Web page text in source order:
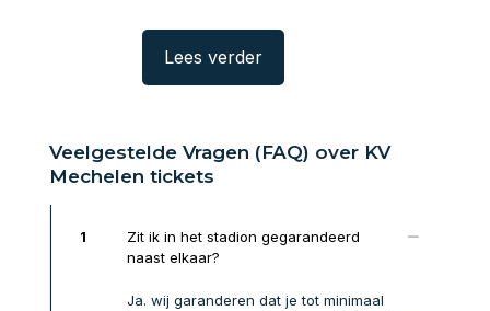
Lees verder
Veelgestelde Vragen (FAQ) over KV
Mechelen tickets
1
Zit ik in het stadion gegarandeerd
naast elkaar?
Ja. wij garanderen dat je tot minimaal